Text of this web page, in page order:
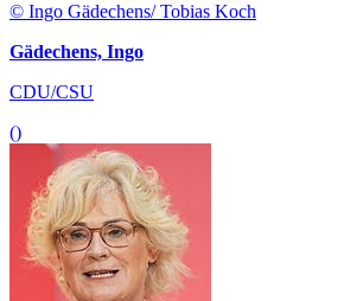
© Ingo Gädechens/ Tobias Koch
Gädechens, Ingo
CDU/CSU
()